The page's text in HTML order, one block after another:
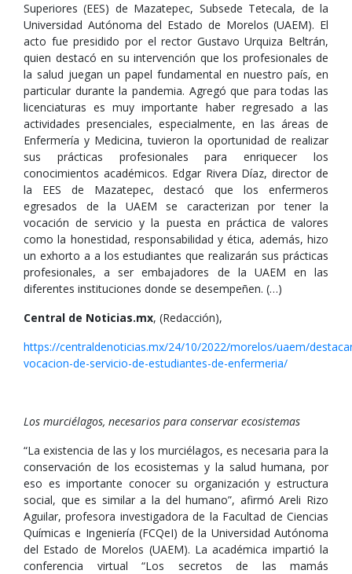
Superiores (EES) de Mazatepec, Subsede Tetecala, de la
Universidad Autónoma del Estado de Morelos (UAEM). El
acto fue presidido por el rector Gustavo Urquiza Beltrán,
quien destacó en su intervención que los profesionales de
la salud juegan un papel fundamental en nuestro país, en
particular durante la pandemia. Agregó que para todas las
licenciaturas es muy importante haber regresado a las
actividades presenciales, especialmente, en las áreas de
Enfermería y Medicina, tuvieron la oportunidad de realizar
sus prácticas profesionales para enriquecer los
conocimientos académicos. Edgar Rivera Díaz, director de
la EES de Mazatepec, destacó que los enfermeros
egresados de la UAEM se caracterizan por tener la
vocación de servicio y la puesta en práctica de valores
como la honestidad, responsabilidad y ética, además, hizo
un exhorto a a los estudiantes que realizarán sus prácticas
profesionales, a ser embajadores de la UAEM en las
diferentes instituciones donde se desempeñen. (…)
Central de Noticias.mx, (Redacción),
https://centraldenoticias.mx/24/10/2022/morelos/uaem/
vocacion-de-servicio-de-estudiantes-de-enfermeria/
Los murciélagos, necesarios para conservar ecosistemas
“La existencia de las y los murciélagos, es necesaria para la
conservación de los ecosistemas y la salud humana, por
eso es importante conocer su organización y estructura
social, que es similar a la del humano”, afirmó Areli Rizo
Aguilar, profesora investigadora de la Facultad de Ciencias
Químicas e Ingeniería (FCQeI) de la Universidad Autónoma
del Estado de Morelos (UAEM). La académica impartió la
conferencia virtual “Los secretos de las mamás